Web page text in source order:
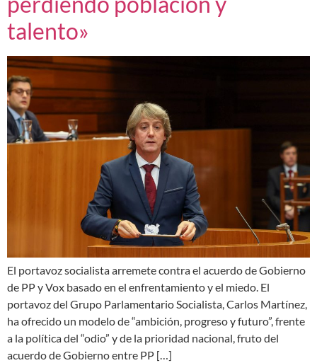
talento»
El portavoz socialista arremete contra el acuerdo de Gobierno
de PP y Vox basado en el enfrentamiento y el miedo. El
portavoz del Grupo Parlamentario Socialista, Carlos Martínez,
ha ofrecido un modelo de “ambición, progreso y futuro”, frente
a la política del “odio” y de la prioridad nacional, fruto del
acuerdo de Gobierno entre PP […]